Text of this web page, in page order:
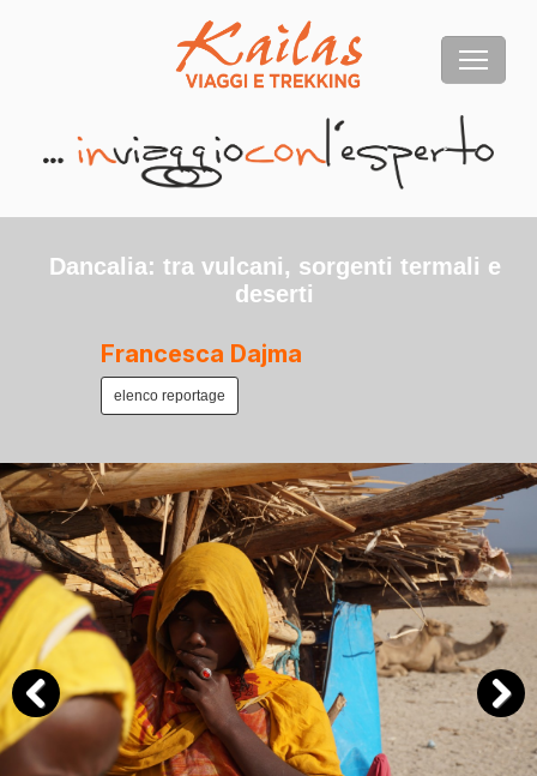
Dancalia: tra vulcani, sorgenti termali e
deserti
Francesca Dajma
Previous Next